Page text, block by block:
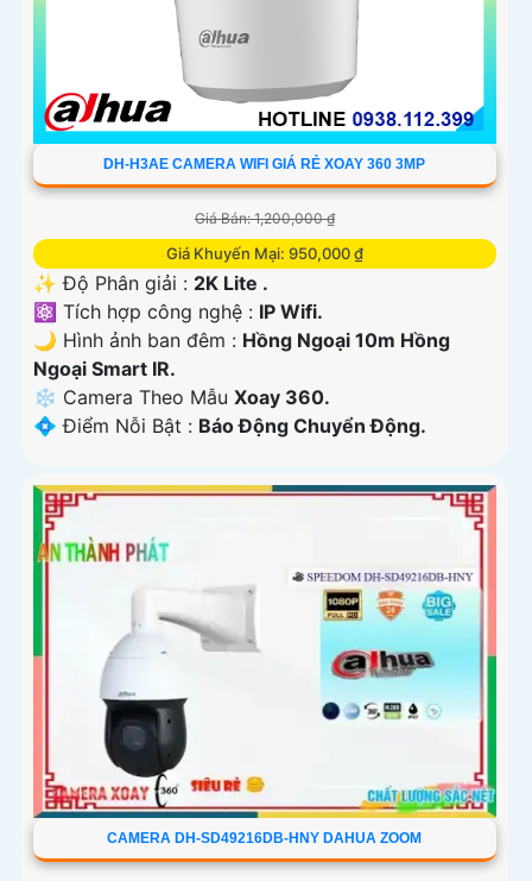
DH-H3AE CAMERA WIFI GIÁ RẺ XOAY 360 3MP
Giá Bán: 1,200,000 ₫
Giá Khuyến Mại: 950,000 ₫
✨ Độ Phân giải : 2K Lite .
⚛️ Tích hợp công nghệ : IP Wifi.
🌙 Hình ảnh ban đêm : Hồng Ngoại 10m Hồng
Ngoại Smart IR.
❄ Camera Theo Mẫu Xoay 360.
️💠 Điểm Nỗi Bật : Báo Động Chuyển Động.
CAMERA DH-SD49216DB-HNY DAHUA ZOOM